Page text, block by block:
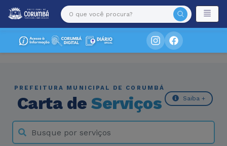
PREFEITURA MUNICIPAL DE CORUMBÁ
Carta de Serviços Saiba +